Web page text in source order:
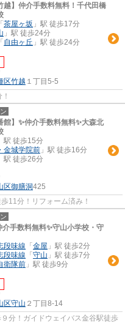
越】仲介手数料無料！千代田橋
「 茶屋ヶ坂 」駅 徒歩17分
」駅 徒歩24分
「 自由ヶ丘 」駅 徒歩24分
区竹越 １丁目5-5
館】✨️仲介手数料無料✨️大森北
駅 徒歩15分
金城学院前 」駅 徒歩16分
駅 徒歩26分
区御膳洞425
11分！リフォーム済み！
介手数料無料✨️守山小学校・守
段味線 「 金屋 」駅 徒歩2分
段味線 「 守山 」駅 徒歩7分
衛隊前 」駅 徒歩9分
区守山 ２丁目8-14
分！ガイドウェイバス金谷駅徒歩